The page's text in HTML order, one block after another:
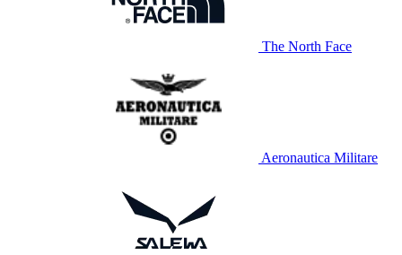
The North Face
Aeronautica Militare